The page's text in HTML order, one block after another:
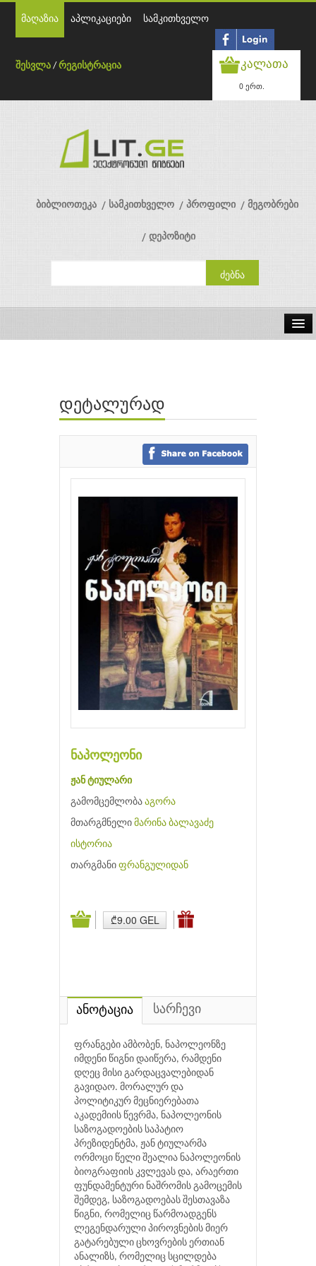
მაღაზია აპლიკაციები სამკითხველო
შესვლა /რეგისტრაცია კალათა
0 ერთ.
ბიბლიოთეკა სამკითხველო პროფილი მეგობრები
დეპოზიტი
ავტორები
გამომცემლობები
დეტალურად
ნაპოლეონი
ჟან ტიულარი
გამომცემლობა აგორა
მთარგმნელი მარინა ბალავაძე
ისტორია
თარგმანი ფრანგულიდან
₾9.00 GEL
ანოტაცია სარჩევი
ფრანგები ამბობენ, ნაპოლეონზე
იმდენი წიგნი დაიწერა, რამდენი
დღეც მისი გარდაცვალებიდან
გავიდაო. მორალურ და
პოლიტიკურ მეცნიერებათა
აკადემიის წევრმა, ნაპოლეონის
საზოგადოების საპატიო
პრეზიდენტმა, ჟან ტიულარმა
ორმოცი წელი შეალია ნაპოლეონის
ბიოგრაფიის კვლევას და, არაერთი
ფუნდამენტური ნაშრომის გამოცემის
შემდეგ, საზოგადოებას შესთავაზა
წიგნი, რომელიც წარმოადგენს
ლეგენდარული პიროვნების მიერ
გატარებული ცხოვრების ერთიან
ანალიზს, რომელიც სცილდება